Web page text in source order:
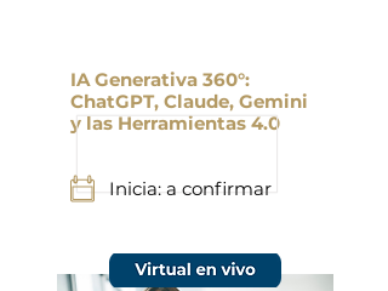
IA Generativa 360°:
ChatGPT, Claude, Gemini
y las Herramientas 4.0
Inicia: a confirmar